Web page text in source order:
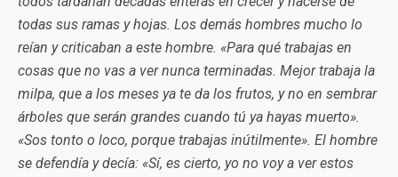
todas sus ramas y hojas. Los demás hombres mucho lo
reían y criticaban a este hombre. «Para qué trabajas en
cosas que no vas a ver nunca terminadas. Mejor trabaja la
milpa, que a los meses ya te da los frutos, y no en sembrar
árboles que serán grandes cuando tú ya hayas muerto».
«Sos tonto o loco, porque trabajas inútilmente». El hombre
se defendía y decía: «Sí, es cierto, yo no voy a ver estos